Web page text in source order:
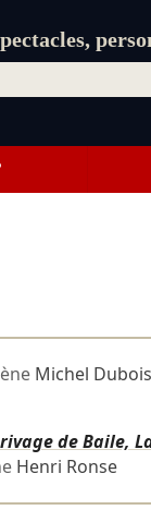
Michel Dubois
de Baile,
Henri Ronse